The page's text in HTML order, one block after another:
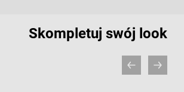
Skompletuj swój look